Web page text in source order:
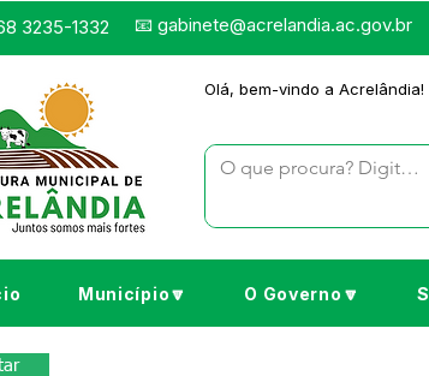
3235-1332 📧 gabinete@acrelandia.ac.gov.br
Olá, bem-vindo a Acrelândia!
Município🔽 O Governo🔽